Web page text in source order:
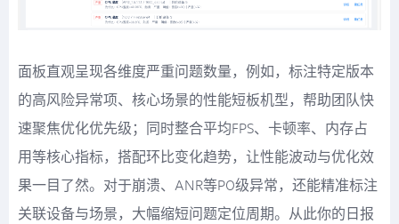
面板直观呈现各维度严重问题数量，例如，标注特定版本
的高风险异常项、核心场景的性能短板机型，帮助团队快
速聚焦优化优先级；同时整合平均FPS、卡顿率、内存占
用等核心指标，搭配环比变化趋势，让性能波动与优化效
果一目了然。对于崩溃、ANR等P0级异常，还能精准标注
关联设备与场景，大幅缩短问题定位周期。从此你的日报